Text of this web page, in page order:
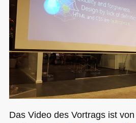
Das Video des Vortrags ist von